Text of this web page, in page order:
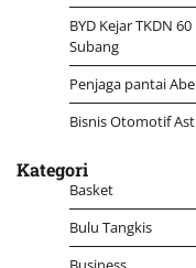
BYD Kejar TKDN
Subang
Penjaga pantai
Bisnis Otomotif
Kategori
Basket
Bulu Tangkis